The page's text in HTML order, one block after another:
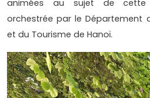
animées au sujet de cette
orchestrée par le Département
et du Tourisme de Hanoï.